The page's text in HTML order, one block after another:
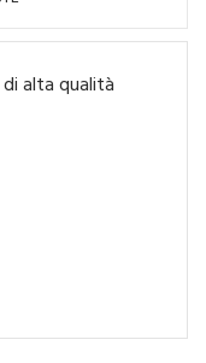
alta qualità